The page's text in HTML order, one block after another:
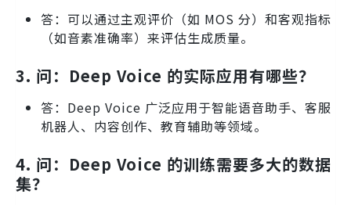
答：可以通过主观评价（如 MOS 分）和客观指标
（如音素准确率）来评估生成质量。
3. 问：Deep Voice 的实际应用有哪些？
答：Deep Voice 广泛应用于智能语音助手、客服
机器人、内容创作、教育辅助等领域。
4. 问：Deep Voice 的训练需要多大的数据
集？